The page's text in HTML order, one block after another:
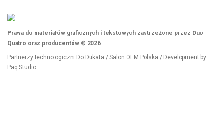
Prawa do materiałów graficznych i tekstowych zastrzeżone przez Duo
Quatro oraz producentów © 2026
Partnerzy technologiczni Do Dukata / Salon OEM Polska / Development by
Paq Studio